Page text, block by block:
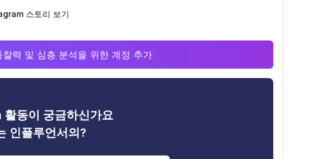
스토리 보기
력 및 심층 분석을 위한 계정 추가
동이 궁금하신가요
인플루언서의?